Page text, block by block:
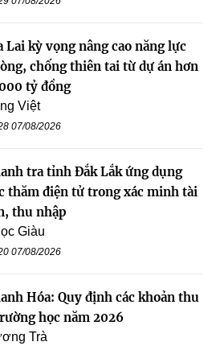
Lai kỳ vọng nâng cao năng lực
chống thiên tai từ dự án hơn
tỷ đồng
Việt
07/08/2026
tra tỉnh Đắk Lắk ứng dụng
thăm điện tử trong xác minh tài
thu nhập
Giàu
07/08/2026
Hóa: Quy định các khoản thu
học năm 2026
Trà